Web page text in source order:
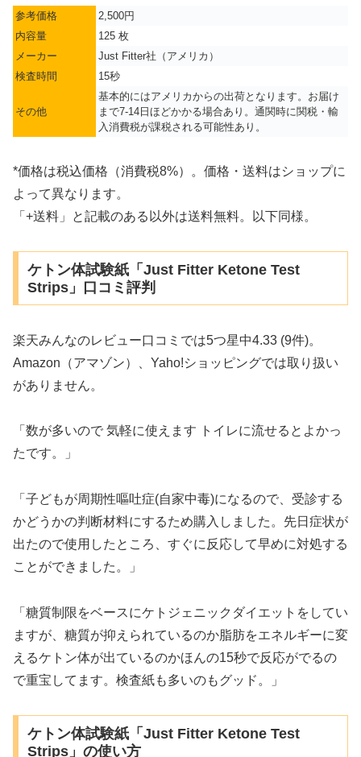
参考価格
2,500円
内容量
125 枚
メーカー
Just Fitter社（アメリカ）
検査時間
15秒
その他
基本的にはアメリカからの出荷となります。お届け
まで7-14日ほどかかる場合あり。通関時に関税・輸
入消費税が課税される可能性あり。
*価格は税込価格（消費税8%）。価格・送料はショップに
よって異なります。
「+送料」と記載のある以外は送料無料。以下同様。
ケトン体試験紙「Just Fitter Ketone Test
Strips」口コミ評判
楽天みんなのレビュー口コミでは5つ星中4.33 (9件)。
Amazon（アマゾン）、Yaho!ショッピングでは取り扱い
がありません。
「数が多いので 気軽に使えます トイレに流せるとよかっ
たです。」
「子どもが周期性嘔吐症(自家中毒)になるので、受診する
かどうかの判断材料にするため購入しました。先日症状が
出たので使用したところ、すぐに反応して早めに対処する
ことができました。」
「糖質制限をベースにケトジェニックダイエットをしてい
ますが、糖質が抑えられているのか脂肪をエネルギーに変
えるケトン体が出ているのかほんの15秒で反応がでるの
で重宝してます。検査紙も多いのもグッド。」
ケトン体試験紙「Just Fitter Ketone Test
Strips」の使い方